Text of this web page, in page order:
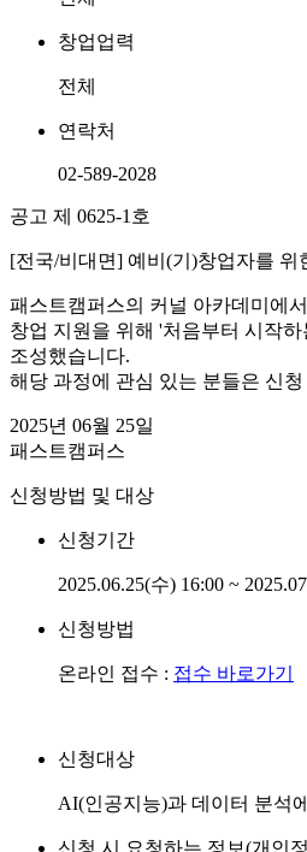
창업업력
전체
연락처
02-589-2028
공고 제 0625-1호
[전국/비대면] 예비(기)창업자를 위
패스트캠퍼스의 커널 아카데미에
창업 지원을 위해 '처음부터 시작
조성했습니다.
해당 과정에 관심 있는 분들은 신
2025년 06월 25일
패스트캠퍼스
신청방법 및 대상
신청기간
2025.06.25(수) 16:00 ~
신청방법
온라인 접수 : 접수 바로가기
신청대상
AI(인공지능)과 데이터 분석
신청 시 요청하는 정보(개인